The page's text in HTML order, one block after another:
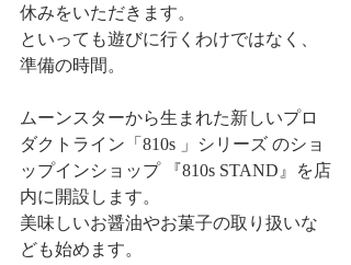
休みをいただきます。
といっても遊びに行くわけではなく、
準備の時間。
ムーンスターから生まれた新しいプロ
ダクトライン「810s 」シリーズ のショ
ップインショップ 『810s STAND』を店
内に開設します。
美味しいお醤油やお菓子の取り扱いな
ども始めます。